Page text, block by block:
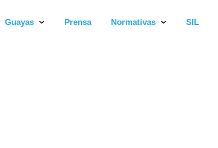
Guayas Prensa Normativas SIL